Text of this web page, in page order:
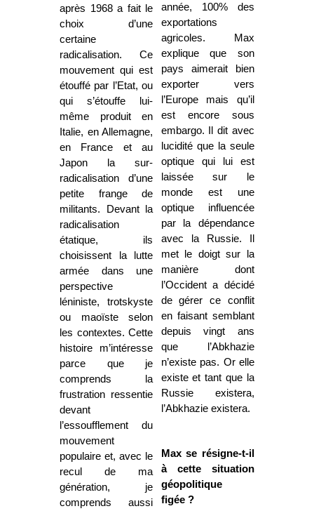
après 1968 a fait le
choix d’une
certaine
radicalisation. Ce
mouvement qui est
étouffé par l’Etat, ou
qui s’étouffe lui-
même produit en
Italie, en Allemagne,
en France et au
Japon la sur-
radicalisation d’une
petite frange de
militants. Devant la
radicalisation
étatique, ils
choisissent la lutte
armée dans une
perspective
léniniste, trotskyste
ou maoïste selon
les contextes. Cette
histoire m’intéresse
parce que je
comprends la
frustration ressentie
devant
l’essoufflement du
mouvement
populaire et, avec le
recul de ma
génération, je
comprends aussi
année, 100% des
exportations
agricoles. Max
explique que son
pays aimerait bien
exporter vers
l’Europe mais qu’il
est encore sous
embargo. Il dit avec
lucidité que la seule
optique qui lui est
laissée sur le
monde est une
optique influencée
par la dépendance
avec la Russie. Il
met le doigt sur la
manière dont
l’Occident a décidé
de gérer ce conflit
en faisant semblant
depuis vingt ans
que l’Abkhazie
n’existe pas. Or elle
existe et tant que la
Russie existera,
l’Abkhazie existera.
Max sе résigne-t-il
à cette situation
géopolitique
figée ?